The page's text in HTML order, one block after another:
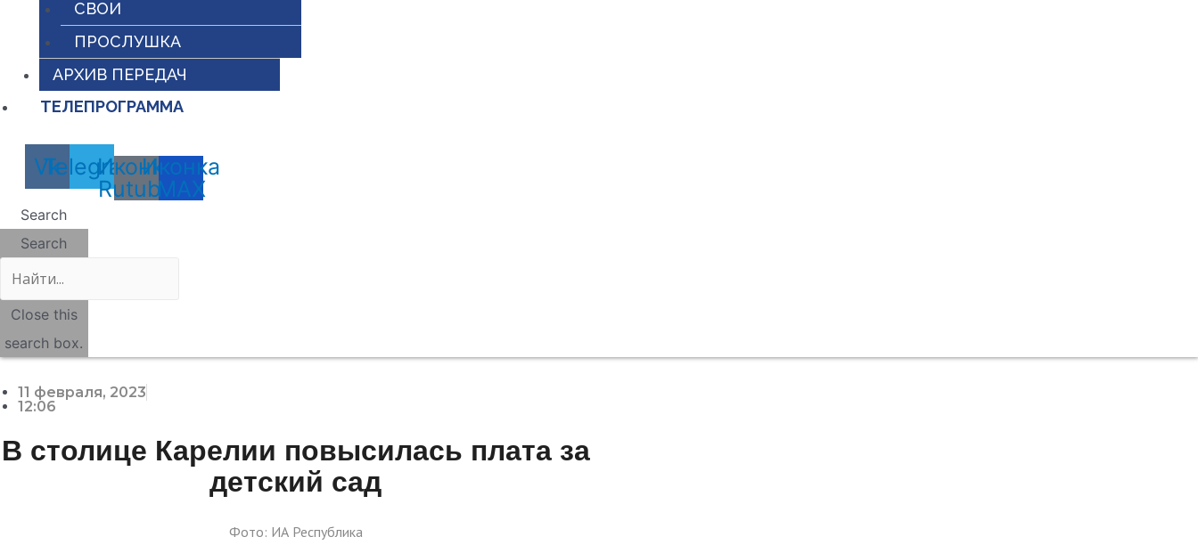
СВОИ
ПРОСЛУШКА
АРХИВ ПЕРЕДАЧ
ТЕЛЕПРОГРАММА
Vk
Telegram
Иконка
Rutube
Иконка
MAX
Search
Search
Close this
search box.
11 февраля, 2023
12:06
В столице Карелии повысилась плата за
детский сад
Фото: ИА Республика